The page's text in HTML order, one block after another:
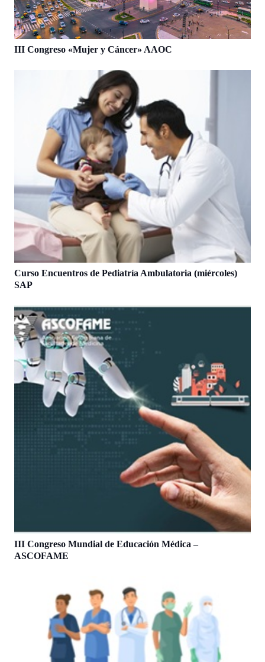
III Congreso «Mujer y Cáncer» AAOC
Curso Encuentros de Pediatría Ambulatoria (miércoles)
SAP
III Congreso Mundial de Educación Médica –
ASCOFAME